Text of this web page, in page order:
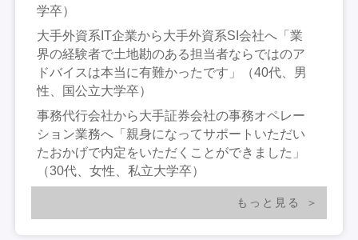
学卒）
大手外資系IT企業から大手外資系SI会社へ「業
界の経験者で土地勘のある担当者ならではのア
ドバイスは本当に有難かったです」（40代、男
性、国公立大学卒）
事務代行会社から大手証券会社の事務オペレー
ション業務へ「親身になってサポートいただい
たおかげで内定をいただくことができました」
（30代、女性、私立大学卒）
もっと見る